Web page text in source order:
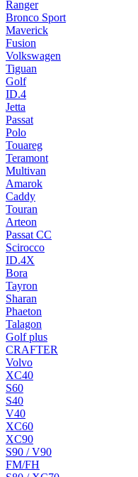
Ranger
Bronco Sport
Maverick
Fusion
Volkswagen
Tiguan
Golf
ID.4
Jetta
Passat
Polo
Touareg
Teramont
Multivan
Amarok
Caddy
Touran
Arteon
Passat CC
Scirocco
ID.4X
Bora
Tayron
Sharan
Phaeton
Talagon
Golf plus
CRAFTER
Volvo
XC40
S60
S40
V40
XC60
XC90
S90 / V90
FM/FH